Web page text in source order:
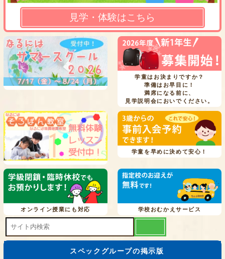
見学・体験はこちら
学童はお決まりですか？
準備はお早目に！
満席になる前に、
見学説明会においでください。
学童を早めに決めて安心！
オンライン授業にも対応 学校おむかえサービス
スペックグループの掲示版